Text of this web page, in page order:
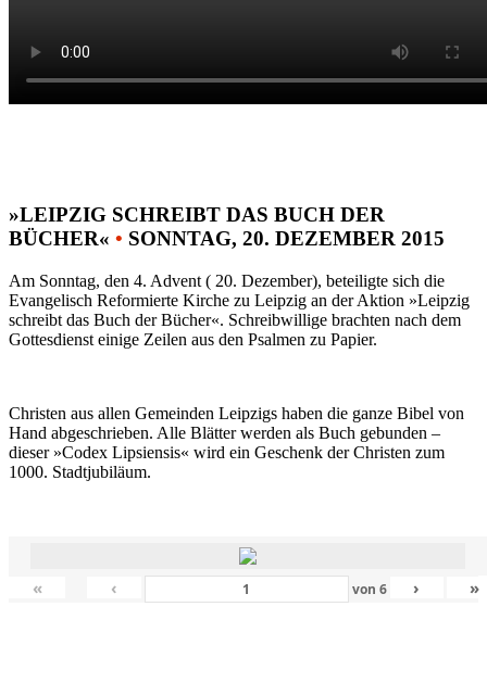
»LEIPZIG SCHREIBT DAS BUCH DER
BÜCHER« • SONNTAG, 20. DEZEMBER 2015
Am Sonntag, den 4. Advent ( 20. Dezember), beteiligte sich die
Evangelisch Reformierte Kirche zu Leipzig an der Aktion »Leipzig
schreibt das Buch der Bücher«. Schreibwillige brachten nach dem
Gottesdienst einige Zeilen aus den Psalmen zu Papier.
Christen aus allen Gemeinden Leipzigs haben die ganze Bibel von
Hand abgeschrieben. Alle Blätter werden als Buch gebunden –
dieser »Codex Lipsiensis« wird ein Geschenk der Christen zum
1000. Stadtjubiläum.
« ‹ von 6 › »